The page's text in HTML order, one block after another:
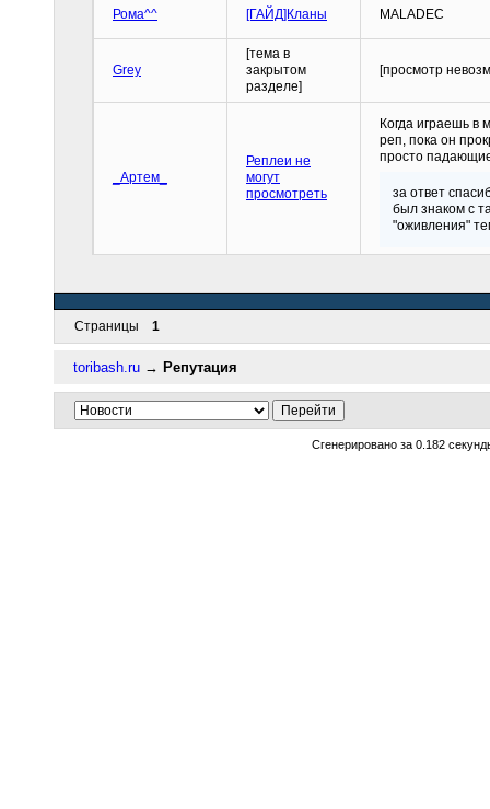
Рома^^ [ГАЙД]Кланы MALADEC
Grey
[тема в
закрытом
разделе]
[просмотр
_Артем_
Реплеи не
могут
просмотреть
Когда играешь в
реп, пока он
просто
за ответ
был знаком с
"оживления"
Страницы 1
toribash.ru → Репутация
Сгенерировано за 0.182